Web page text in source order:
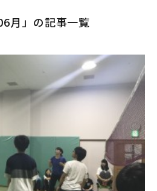
月」の記事一覧